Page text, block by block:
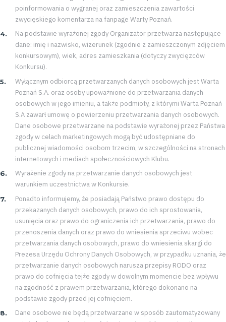
terminarz
Bilety
Kontakt
Pierwszy
zespół
Amp
Futbol
Akademia
Aktualności
Warta
TV
poinformowania o wygranej oraz zamieszczenia zawartości
zwycięskiego komentarza na fanpage Warty Poznań.
Na podstawie wyrażonej zgody Organizator przetwarza następujące
dane: imię i nazwisko, wizerunek (zgodnie z zamieszczonym zdjęciem
konkursowym), wiek, adres zamieszkania (dotyczy zwycięzców
Konkursu).
Wyłącznym odbiorcą przetwarzanych danych osobowych jest Warta
Poznań S.A. oraz osoby upoważnione do przetwarzania danych
osobowych w jego imieniu, a także podmioty, z którymi Warta Poznań
S.A zawarł umowę o powierzeniu przetwarzania danych osobowych.
Dane osobowe przetwarzane na podstawie wyrażonej przez Państwa
zgody w celach marketingowych mogą być udostępniane do
publicznej wiadomości osobom trzecim, w szczególności na stronach
internetowych i mediach społecznościowych Klubu.
Wyrażenie zgody na przetwarzanie danych osobowych jest
warunkiem uczestnictwa w Konkursie.
Ponadto informujemy, że posiadają Państwo prawo dostępu do
przekazanych danych osobowych, prawo do ich sprostowania,
usunięcia oraz prawo do ograniczenia ich przetwarzania, prawo do
przenoszenia danych oraz prawo do wniesienia sprzeciwu wobec
przetwarzania danych osobowych, prawo do wniesienia skargi do
Prezesa Urzędu Ochrony Danych Osobowych, w przypadku uznania, że
przetwarzanie danych osobowych narusza przepisy RODO oraz
prawo do cofnięcia tejże zgody w dowolnym momencie bez wpływu
na zgodność z prawem przetwarzania, którego dokonano na
podstawie zgody przed jej cofnięciem.
Dane osobowe nie będą przetwarzane w sposób zautomatyzowany